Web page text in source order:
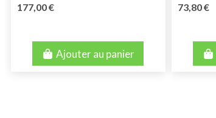
177,00 €
Ajouter au panier
73,80 €